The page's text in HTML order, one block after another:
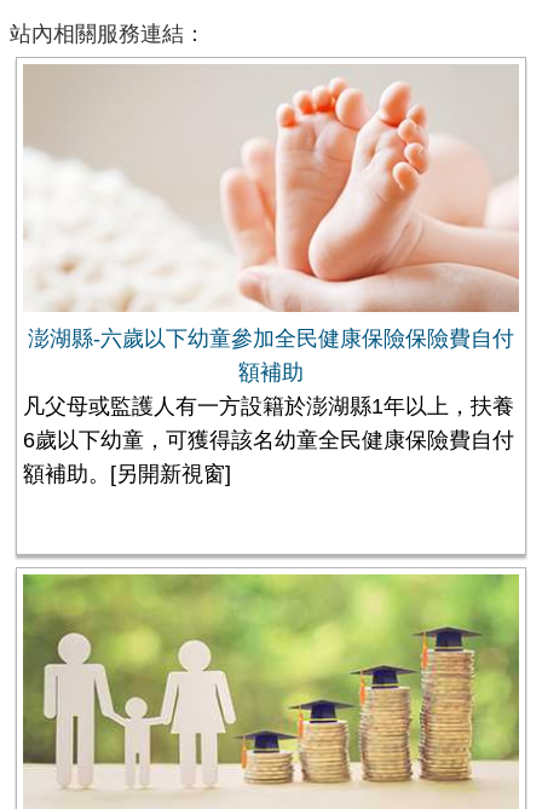
站內相關服務連結：
澎湖縣-六歲以下幼童參加全民健康保險保險費自付
額補助
凡父母或監護人有一方設籍於澎湖縣1年以上，扶養
6歲以下幼童，可獲得該名幼童全民健康保險費自付
額補助。 [另開新視窗]